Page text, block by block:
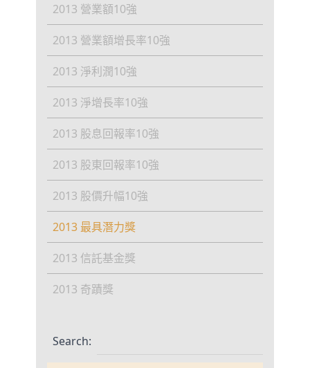
2013 營業額10強
2013 營業額增長率10強
2013 淨利潤10強
2013 淨增長率10強
2013 股息回報率10強
2013 股東回報率10強
2013 股價升幅10強
2013 最具潛力獎
2013 信託基金獎
2013 奇蹟獎
Search: